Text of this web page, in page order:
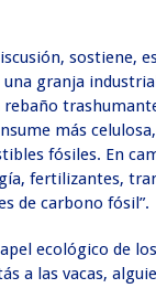
sostiene,
granja
rebaño
más
fósiles. En
fertilizantes,
de carbono fósil”.
ecológico de
a las vacas,